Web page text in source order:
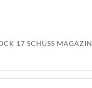
17 SCHUSS MAGAZIN